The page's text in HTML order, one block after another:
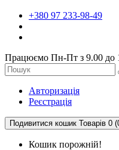
+380 97 233-98-49
Працюємо Пн-Пт з 9.00 до
Авторизація
Реєстрація
Подивитися кошик Товарів 0
Кошик порожній!